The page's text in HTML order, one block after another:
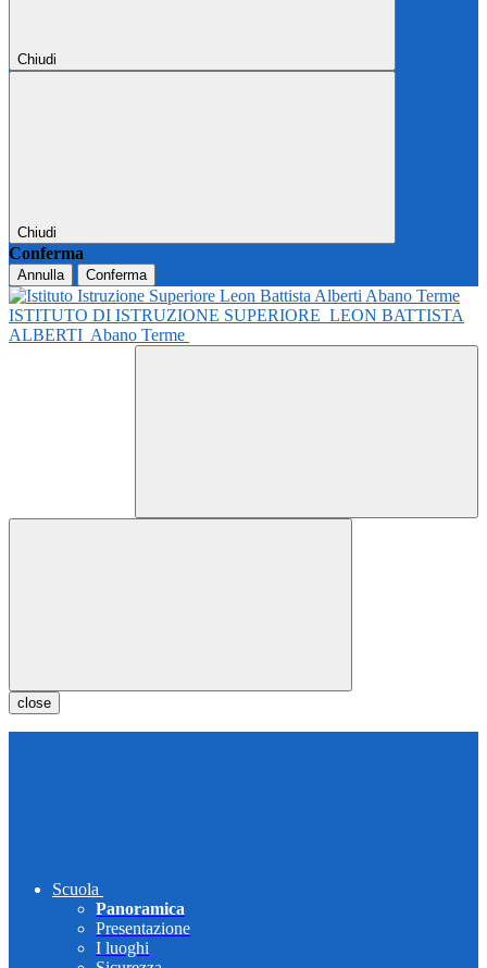
Chiudi
Chiudi
Conferma
Annulla Conferma
ISTITUTO DI ISTRUZIONE SUPERIORE LEON BATTISTA
ALBERTI Abano Terme
close
Scuola
Panoramica
Presentazione
I luoghi